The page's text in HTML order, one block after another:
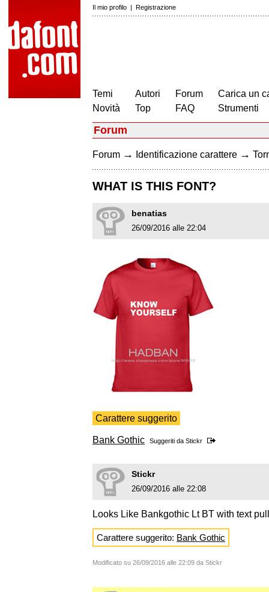
Il mio profilo | Registrazione
Temi
Novità
Autori
Top
Forum
FAQ
Carica un
Strumenti
Forum
Forum → Identificazione carattere →
WHAT IS THIS FONT?
benatias
26/09/2016 alle 22:04
Carattere suggerito
Bank Gothic Suggeriti da Stickr
Stickr
26/09/2016 alle 22:08
Looks Like Bankgothic Lt BT with text
Carattere suggerito: Bank Gothic
Modificato su 26/09/2016 alle 22:09 da Stickr